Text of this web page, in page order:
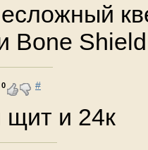
Bone Shield
0 #
щит и 24к